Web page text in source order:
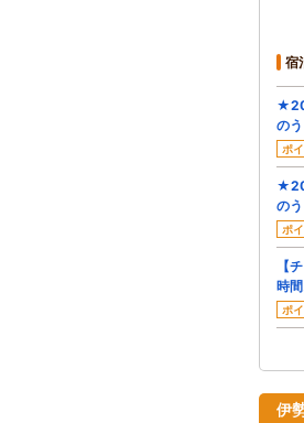
宿
の
ポ
の
ポ
【
時
ポ
伊